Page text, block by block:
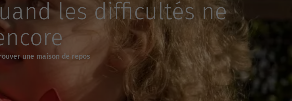
les difficultés ne
une maison de repos